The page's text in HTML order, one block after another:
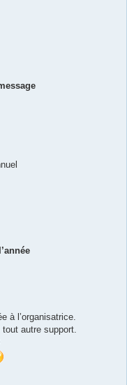
à l’organisatrice.
autre support.